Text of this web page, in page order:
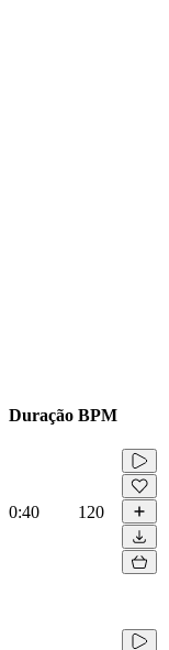
Duração BPM
0:40 120